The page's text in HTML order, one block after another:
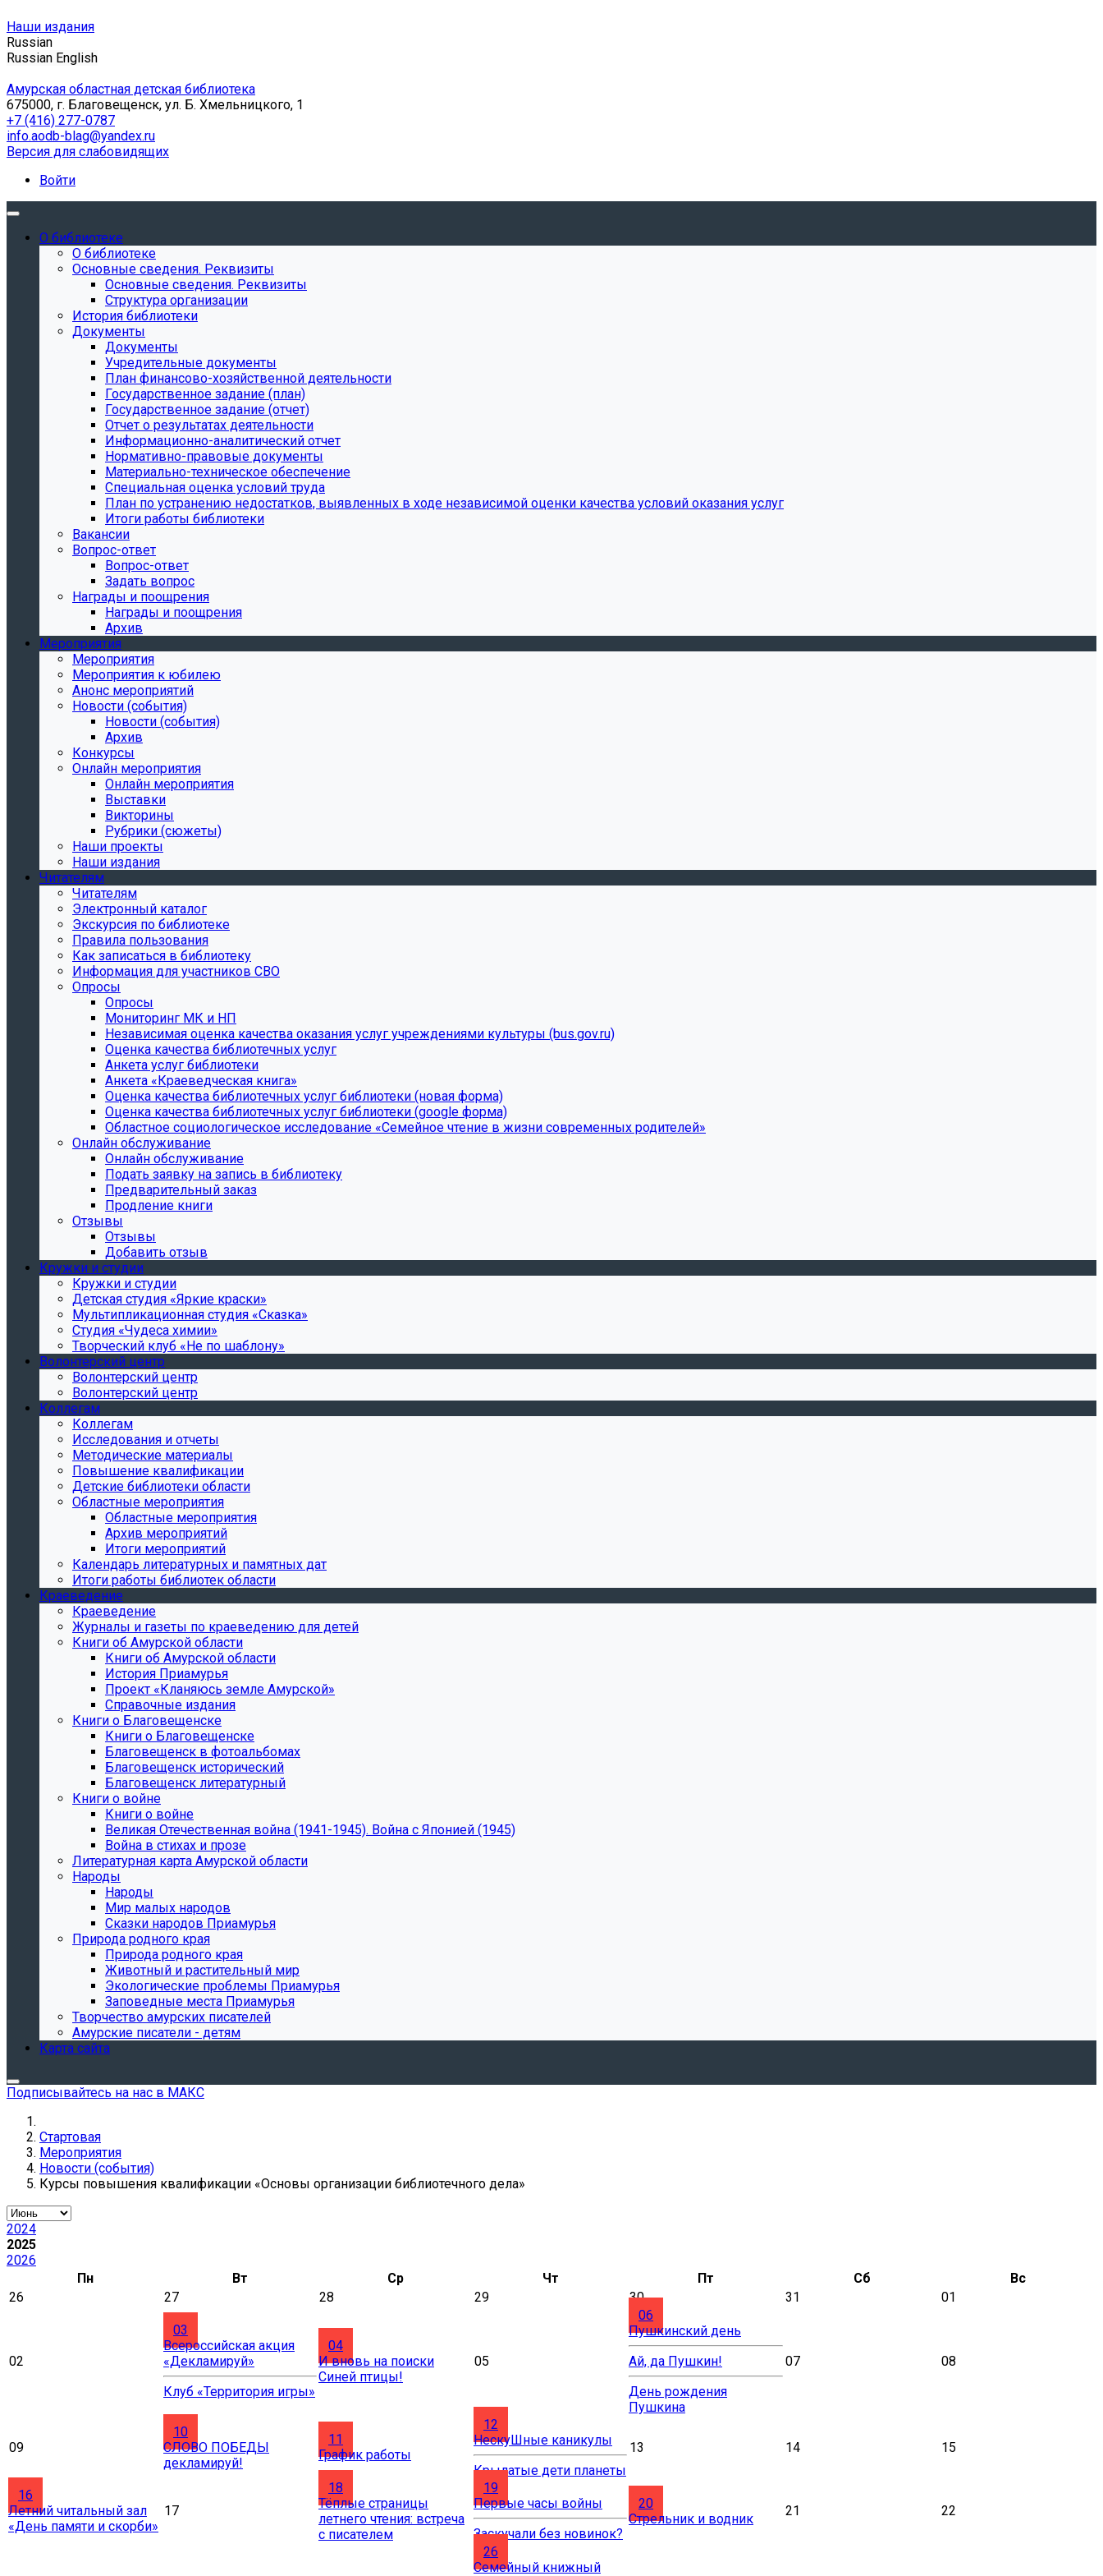
Наши издания
Russian
Russian English
Амурская областная детская библиотека
675000, г. Благовещенск, ул. Б. Хмельницкого, 1
+7 (416) 277-0787
info.aodb-blag@yandex.ru
Версия для слабовидящих
Войти
О библиотеке
О библиотеке
Основные сведения. Реквизиты
Основные сведения. Реквизиты
Структура организации
История библиотеки
Документы
Документы
Учредительные документы
План финансово-хозяйственной деятельности
Государственное задание (план)
Государственное задание (отчет)
Отчет о результатах деятельности
Информационно-аналитический отчет
Нормативно-правовые документы
Материально-техническое обеспечение
Специальная оценка условий труда
План по устранению недостатков, выявленных в ходе независимой оценки качества условий оказания услуг
Итоги работы библиотеки
Вакансии
Вопрос-ответ
Вопрос-ответ
Задать вопрос
Награды и поощрения
Награды и поощрения
Архив
Мероприятия
Мероприятия
Мероприятия к юбилею
Анонс мероприятий
Новости (события)
Новости (события)
Архив
Конкурсы
Онлайн мероприятия
Онлайн мероприятия
Выставки
Викторины
Рубрики (сюжеты)
Наши проекты
Наши издания
Читателям
Читателям
Электронный каталог
Экскурсия по библиотеке
Правила пользования
Как записаться в библиотеку
Информация для участников СВО
Опросы
Опросы
Мониторинг МК и НП
Независимая оценка качества оказания услуг учреждениями культуры (bus.gov.ru)
Оценка качества библиотечных услуг
Анкета услуг библиотеки
Анкета «Краеведческая книга»
Oценка качества библиотечных услуг библиотеки (новая форма)
Oценка качества библиотечных услуг библиотеки (google форма)
Областное социологическое исследование «Семейное чтение в жизни современных родителей»
Онлайн обслуживание
Онлайн обслуживание
Подать заявку на запись в библиотеку
Предварительный заказ
Продление книги
Отзывы
Отзывы
Добавить отзыв
Кружки и студии
Кружки и студии
Детская студия «Яркие краски»
Мультипликационная студия «Сказка»
Студия «Чудеса химии»
Творческий клуб «Не по шаблону»
Волонтерский центр
Волонтерский центр
Волонтерский центр
Коллегам
Коллегам
Исследования и отчеты
Методические материалы
Повышение квалификации
Детские библиотеки области
Областные мероприятия
Областные мероприятия
Архив мероприятий
Итоги мероприятий
Календарь литературных и памятных дат
Итоги работы библиотек области
Краеведение
Краеведение
Журналы и газеты по краеведению для детей
Книги об Амурской области
Книги об Амурской области
История Приамурья
Проект «Кланяюсь земле Амурской»
Справочные издания
Книги о Благовещенске
Книги о Благовещенске
Благовещенск в фотоальбомах
Благовещенск исторический
Благовещенск литературный
Книги о войне
Книги о войне
Великая Отечественная война (1941-1945). Война с Японией (1945)
Война в стихах и прозе
Литературная карта Амурской области
Народы
Народы
Мир малых народов
Сказки народов Приамурья
Природа родного края
Природа родного края
Животный и растительный мир
Экологические проблемы Приамурья
Заповедные места Приамурья
Творчество амурских писателей
Амурские писатели - детям
Карта сайта
Подписывайтесь на нас в МАКС
Стартовая
Мероприятия
Новости (события)
Курсы повышения квалификации «Основы организации библиотечного дела»
2024
2025
2026
Пн
Вт Ср Чт Пт Сб
Вс
26
27 28 29 30 31 01
02
03
Всероссийская акция
«Декламируй»
Клуб «Территория игры»
04
И вновь на поиски
Синей птицы!
05
06
Пушкинский день
Ай, да Пушкин!
День рождения
Пушкина
07 08
09
10
СЛОВО ПОБЕДЫ
декламируй!
11
График работы
12
НескуШные каникулы
Крылатые дети планеты
13 14 15
16
Летний читальный зал
«День памяти и скорби»
17
18
Тёплые страницы
летнего чтения: встреча
с писателем
19
Первые часы войны
Заскучали без новинок?
20
Стрельник и водник
21 22
26
Cемейный книжный